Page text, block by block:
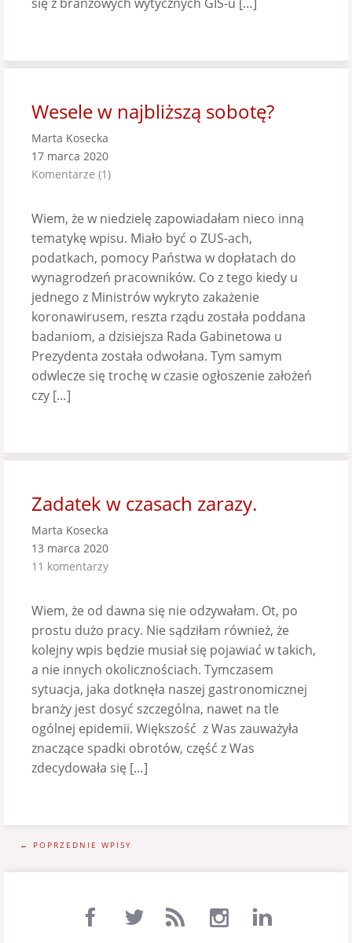
Wesele w najbliższą sobotę?
Marta Kosecka
17 marca 2020
Komentarze (1)
Wiem, że w niedzielę zapowiadałam nieco inną
tematykę wpisu. Miało być o ZUS-ach,
podatkach, pomocy Państwa w dopłatach do
wynagrodzeń pracowników. Co z tego kiedy u
jednego z Ministrów wykryto zakażenie
koronawirusem, reszta rządu została poddana
badaniom, a dzisiejsza Rada Gabinetowa u
Prezydenta została odwołana. Tym samym
odwlecze się trochę w czasie ogłoszenie założeń
czy […]
Zadatek w czasach zarazy.
Marta Kosecka
13 marca 2020
11 komentarzy
Wiem, że od dawna się nie odzywałam. Ot, po
prostu dużo pracy. Nie sądziłam również, że
kolejny wpis będzie musiał się pojawiać w takich,
a nie innych okolicznościach. Tymczasem
sytuacja, jaka dotknęła naszej gastronomicznej
branży jest dosyć szczególna, nawet na tle
ogólnej epidemii. Większość z Was zauważyła
znaczące spadki obrotów, część z Was
zdecydowała się […]
← POPRZEDNIE WPISY